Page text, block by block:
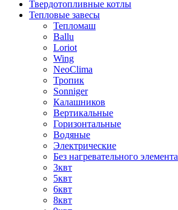
Твердотопливные котлы
Тепловые завесы
Тепломаш
Ballu
Loriot
Wing
NeoClima
Тропик
Sonniger
Калашников
Вертикальные
Горизонтальные
Водяные
Электрические
Без нагревательного элемента
3квт
5квт
6квт
8квт